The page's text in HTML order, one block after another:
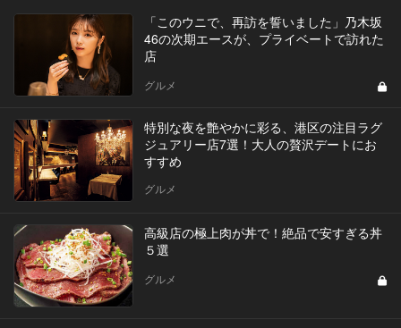
「このウニで、再訪を誓いました」乃木坂
46の次期エースが、プライベートで訪れた
店
グルメ
特別な夜を艶やかに彩る、港区の注目ラグ
ジュアリー店7選！大人の贅沢デートにお
すすめ
グルメ
高級店の極上肉が丼で！絶品で安すぎる丼
５選
グルメ